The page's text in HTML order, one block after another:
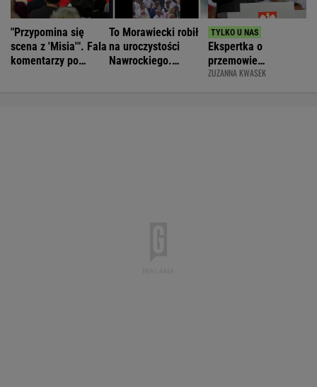
"Przypomina się
scena z 'Misia'". Fala
komentarzy po
To Morawiecki robił
na uroczystości
Nawrockiego.
Ekspertka o
przemowie
Nawrockiego.
ZUZANNA KWASEK